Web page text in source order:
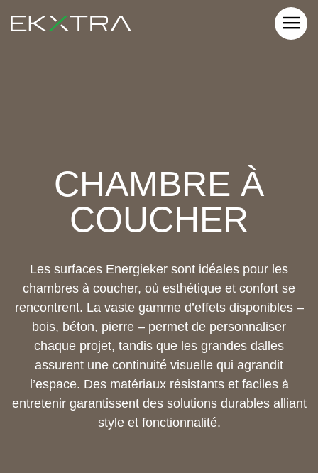
CHAMBRE À
COUCHER
Les surfaces Energieker sont idéales pour les
chambres à coucher, où esthétique et confort se
rencontrent. La vaste gamme d’effets disponibles –
bois, béton, pierre – permet de personnaliser
chaque projet, tandis que les grandes dalles
assurent une continuité visuelle qui agrandit
l’espace. Des matériaux résistants et faciles à
entretenir garantissent des solutions durables alliant
style et fonctionnalité.